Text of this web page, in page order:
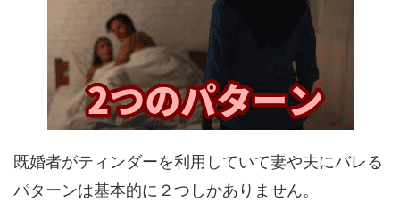
既婚者がティンダーを利用していて妻や夫にバレる
パターンは基本的に２つしかありません。